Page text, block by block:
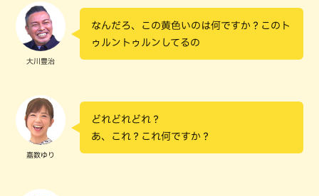
大川豊治
なんだろ、この黄色いのは何ですか？このト
ゥルントゥルンしてるの
嘉数ゆり
どれどれどれ？
あ、これ？これ何ですか？